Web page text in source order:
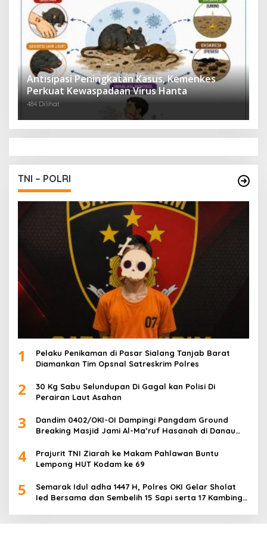
Antisipasi Peningkatan Kasus, Kemenkes
Perkuat Kewaspadaan Virus Hanta
484 Dilihat
TNI – POLRI
1
Pelaku Penikaman di Pasar Sialang Tanjab Barat
Diamankan Tim Opsnal Satreskrim Polres
2
30 Kg Sabu Selundupan Di Gagal kan Polisi Di
Perairan Laut Asahan
3
Dandim 0402/OKI-OI Dampingi Pangdam Ground
Breaking Masjid Jami Al-Ma’ruf Hasanah di Danau
4
Prajurit TNI Ziarah ke Makam Pahlawan Buntu
Lempong HUT Kodam ke 69
5
Semarak Idul adha 1447 H, Polres OKI Gelar Sholat
Ied Bersama dan Sembelih 15 Sapi serta 17 Kambing